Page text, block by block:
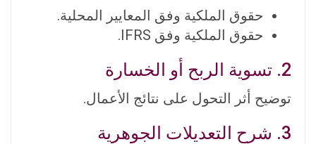
حقوق الملكية وفق المعايير المحلية.
حقوق الملكية وفق IFRS.
2. تسوية الربح أو الخسارة
توضيح أثر التحول على نتائج الأعمال.
3. شرح التعديلات الجوهرية